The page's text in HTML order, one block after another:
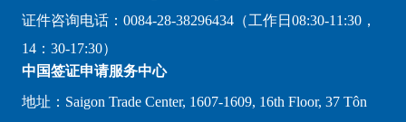
证件咨询电话：0084-28-38296434（工作日08:30-11:30，
14：30-17:30）
中国签证申请服务中心
地址：Saigon Trade Center, 1607-1609, 16th Floor, 37 Tôn